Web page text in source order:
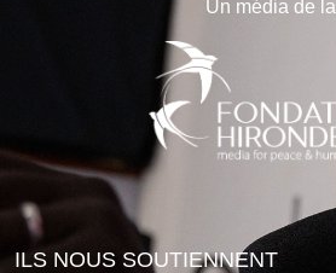
Un média de la
ILS NOUS SOUTIENNENT